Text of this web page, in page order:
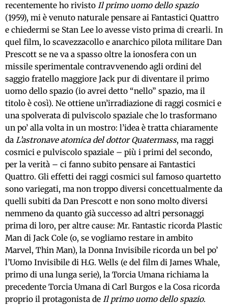
recentemente ho rivisto Il primo uomo dello spazio
(1959), mi è venuto naturale pensare ai Fantastici Quattro
e chiedermi se Stan Lee lo avesse visto prima di crearli. In
quel film, lo scavezzacollo e anarchico pilota militare Dan
Prescott se ne va a spasso oltre la ionosfera con un
missile sperimentale contravvenendo agli ordini del
saggio fratello maggiore Jack pur di diventare il primo
uomo dello spazio (io avrei detto “nello” spazio, ma il
titolo è così). Ne ottiene un’irradiazione di raggi cosmici e
una spolverata di pulviscolo spaziale che lo trasformano
un po’ alla volta in un mostro: l’idea è tratta chiaramente
da L’astronave atomica del dottor Quatermass, ma raggi
cosmici e pulviscolo spaziale – più i primi del secondo,
per la verità – ci fanno subito pensare ai Fantastici
Quattro. Gli effetti dei raggi cosmici sul famoso quartetto
sono variegati, ma non troppo diversi concettualmente da
quelli subiti da Dan Prescott e non sono molto diversi
nemmeno da quanto già successo ad altri personaggi
prima di loro, per altre cause: Mr. Fantastic ricorda Plastic
Man di Jack Cole (o, se vogliamo restare in ambito
Marvel, Thin Man), la Donna Invisibile ricorda un bel po’
l’Uomo Invisibile di H.G. Wells (e del film di James Whale,
primo di una lunga serie), la Torcia Umana richiama la
precedente Torcia Umana di Carl Burgos e la Cosa ricorda
proprio il protagonista de Il primo uomo dello spazio.